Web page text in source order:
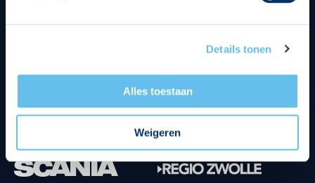
Details tonen
Alles toestaan
Weigeren